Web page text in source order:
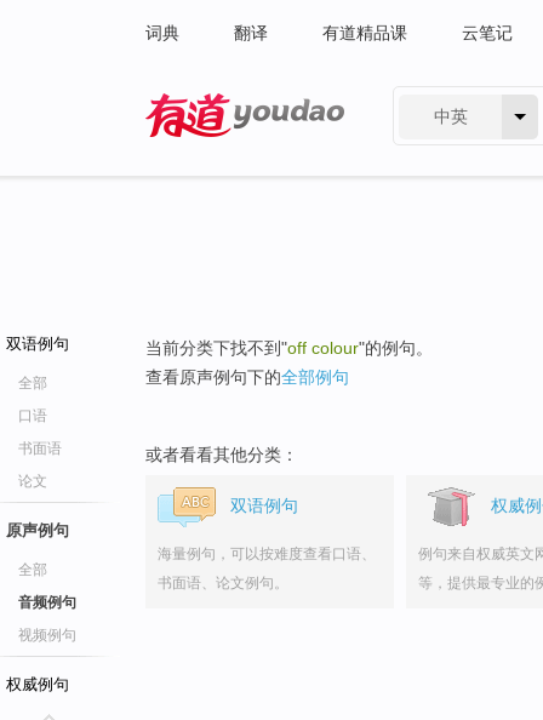
词典 翻译 有道精品课 云笔记
中英
双语例句
全部
口语
书面语
论文
原声例句
全部
音频例句
视频例句
权威例句
当前分类下找不到"off colour"的例句。
查看原声例句下的全部例句
或者看看其他分类：
双语例句
海量例句，可以按难度查看口语、
书面语、论文例句。
权威
例句来自权威英文
等，提供最专业的